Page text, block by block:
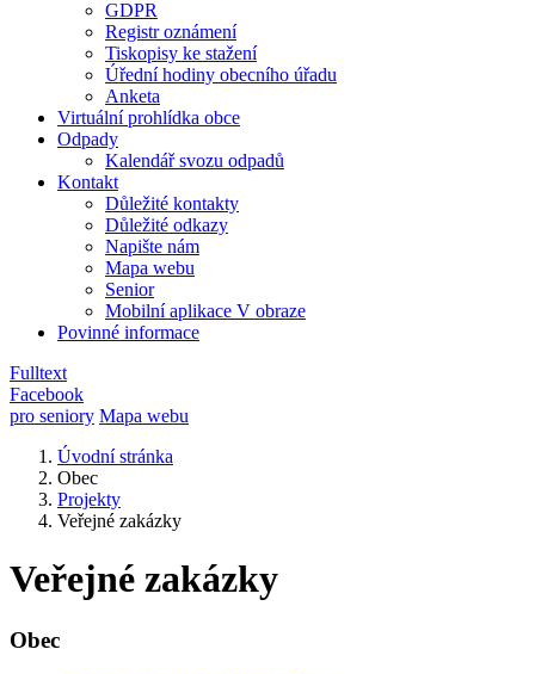
GDPR
Registr oznámení
Tiskopisy ke stažení
Úřední hodiny obecního úřadu
Anketa
Virtuální prohlídka obce
Odpady
Kalendář svozu odpadů
Kontakt
Důležité kontakty
Důležité odkazy
Napište nám
Mapa webu
Senior
Mobilní aplikace V obraze
Povinné informace
Fulltext
Facebook
pro seniory Mapa webu
Úvodní stránka
Obec
Projekty
Veřejné zakázky
Veřejné zakázky
Obec